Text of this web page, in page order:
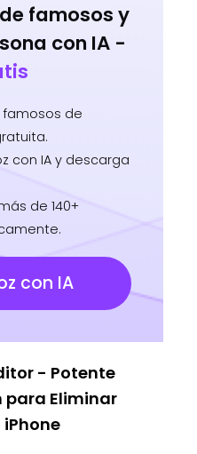
famosos y
con IA -
de
con IA y descarga
de 140+
con IA
- Potente
para Eliminar
iPhone